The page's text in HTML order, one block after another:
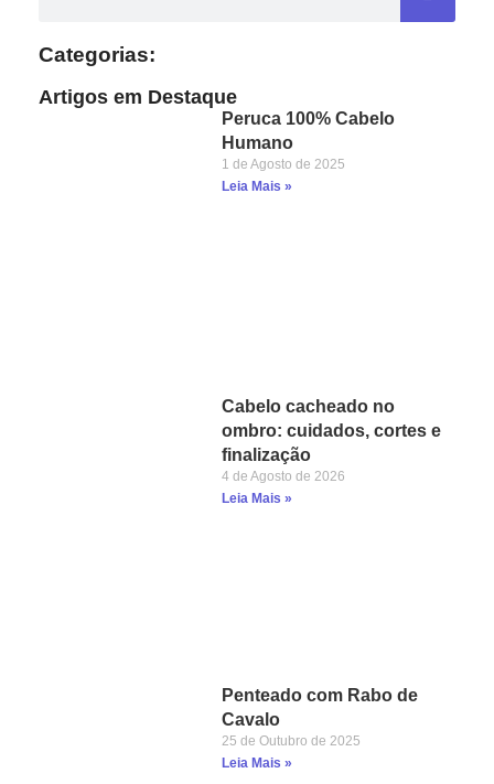
Categorias:
Artigos em Destaque
Peruca 100% Cabelo
Humano
1 de Agosto de 2025
Leia Mais »
Cabelo cacheado no
ombro: cuidados, cortes e
finalização
4 de Agosto de 2026
Leia Mais »
Penteado com Rabo de
Cavalo
25 de Outubro de 2025
Leia Mais »